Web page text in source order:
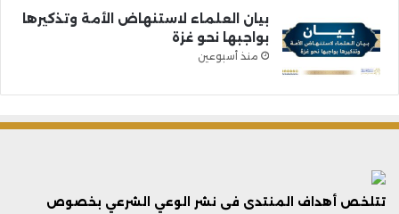
بيان العلماء لاستنهاض الأمة وتذكيرها
بواجبها نحو غزة
منذ أسبوعين
تتلخص أهداف المنتدى فى نشر الوعي الشرعي بخصوص